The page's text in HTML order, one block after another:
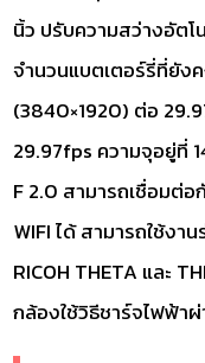
นิ้ว ปรับความสว่างอัต
จำนวนแบตเตอร์รี่ที่ยัง
(3840×1920) ต่อ
29.97fps ความจุอยู่ที่
F 2.0 สามารถเชื่อมต่
WIFI ได้ สามารถใช้ง
RICOH THETA และ
กล้องใช้วิธีชาร์จไฟฟ้าผ่